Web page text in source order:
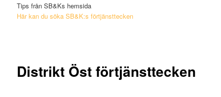
Tips från SB&Ks hemsida
Här kan du söka SB&K:s förtjänsttecken
Distrikt Öst förtjänsttecken